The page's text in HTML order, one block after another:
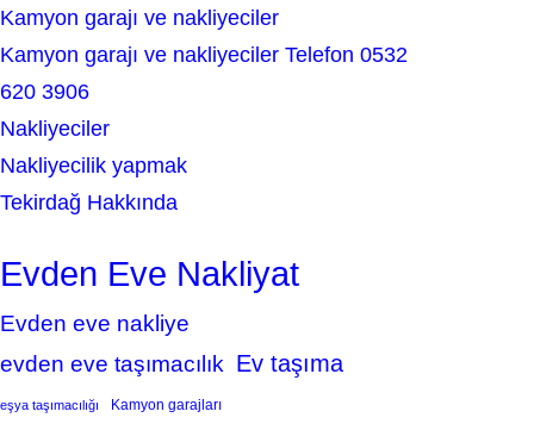
Kamyon garajı ve nakliyeciler
Kamyon garajı ve nakliyeciler Telefon 0532
620 3906
Nakliyeciler
Nakliyecilik yapmak
Tekirdağ Hakkında
Evden Eve Nakliyat
Evden eve nakliye
evden eve taşımacılık Ev taşıma
eşya taşımacılığı Kamyon garajları